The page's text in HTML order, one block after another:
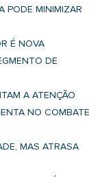
PODE MINIMIZAR
É NOVA
DE
A ATENÇÃO
NO COMBATE
MAS ATRASA